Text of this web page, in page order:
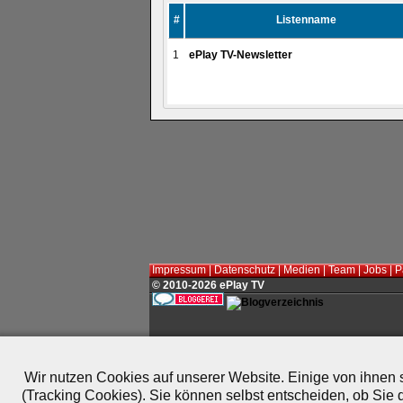
# Listenname
1 ePlay TV-Newsletter
Impressum|Datenschutz|Medien|Team|Jobs|
© 2010-2026 ePlay TV
Wir nutzen Cookies auf unserer Website. Einige von
(Tracking Cookies). Sie können selbst entscheiden, ob